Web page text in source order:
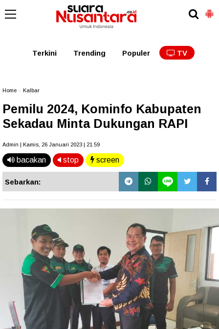
Kalbar Kalteng
Terkini Trending Populer TV
Home Kalbar
Pemilu 2024, Kominfo Kabupaten
Sekadau Minta Dukungan RAPI
Admin | Kamis, 26 Januari 2023 | 21.59
bacakan stop screen
Sebarkan: